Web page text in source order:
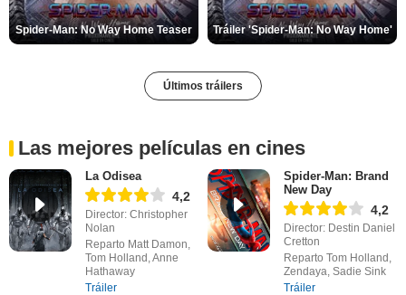
Spider-Man: No Way Home Teaser Tráiler 'Spider-Man: No Way Home'
Últimos tráilers
Las mejores películas en cines
La Odisea
4,2
Director: Christopher
Nolan
Reparto Matt Damon,
Tom Holland, Anne
Hathaway
Tráiler
Spider-Man: Brand
New Day
4,2
Director: Destin Daniel
Cretton
Reparto Tom Holland,
Zendaya, Sadie Sink
Tráiler